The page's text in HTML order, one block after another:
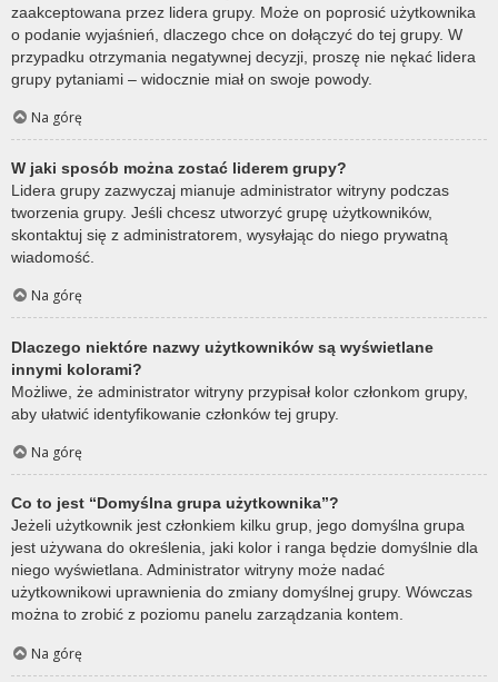
zaakceptowana przez lidera grupy. Może on poprosić użytkownika
o podanie wyjaśnień, dlaczego chce on dołączyć do tej grupy. W
przypadku otrzymania negatywnej decyzji, proszę nie nękać lidera
grupy pytaniami – widocznie miał on swoje powody.
Na górę
W jaki sposób można zostać liderem grupy?
Lidera grupy zazwyczaj mianuje administrator witryny podczas
tworzenia grupy. Jeśli chcesz utworzyć grupę użytkowników,
skontaktuj się z administratorem, wysyłając do niego prywatną
wiadomość.
Na górę
Dlaczego niektóre nazwy użytkowników są wyświetlane
innymi kolorami?
Możliwe, że administrator witryny przypisał kolor członkom grupy,
aby ułatwić identyfikowanie członków tej grupy.
Na górę
Co to jest “Domyślna grupa użytkownika”?
Jeżeli użytkownik jest członkiem kilku grup, jego domyślna grupa
jest używana do określenia, jaki kolor i ranga będzie domyślnie dla
niego wyświetlana. Administrator witryny może nadać
użytkownikowi uprawnienia do zmiany domyślnej grupy. Wówczas
można to zrobić z poziomu panelu zarządzania kontem.
Na górę